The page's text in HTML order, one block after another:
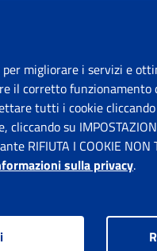
migliorare i servizi e
il corretto funzionamento
tutti i cookie
su
RIFIUTA I COOKIE
sulla privacy.